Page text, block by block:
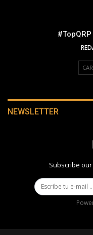
NEWSLETTER
Subscribe